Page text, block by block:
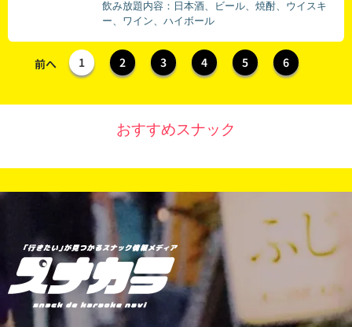
飲み放題内容：日本酒、ビール、焼酎、ウイスキ
ー、ワイン、ハイボール
前へ 1 2 3 4 5 6
おすすめスナック